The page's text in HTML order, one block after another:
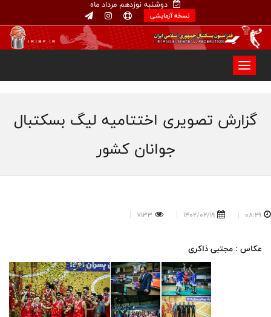
دوشنبه نوزدهم مرداد ماه
نسخه آزمایشی
گزارش تصویری اختتامیه لیگ بسکتبال
جوانان کشور
08:29
1402/02/19
7133
عکاس : مجتبی ذاکری